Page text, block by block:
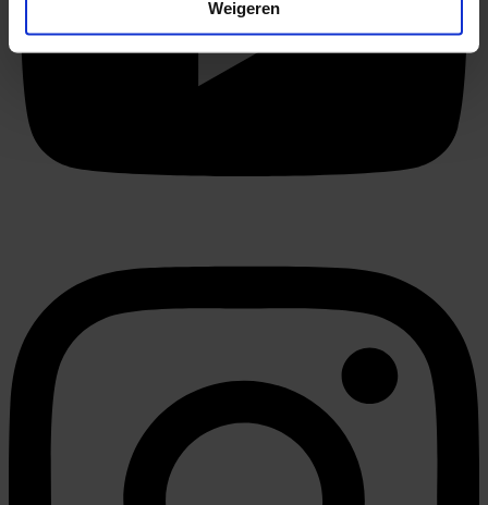
scannen op specifieke eigenschappen (fingerprinting)
Lees meer over hoe uw persoonlijke gegevens worden
verwerkt en stel uw voorkeuren in het
U kunt uw toestemming op elk moment wijzigen of
intrekken in de Cookieverklaring.
informatie over uw gebruik van onze site met onze
partners voor social media, adverteren en analyse. Deze
partners kunnen deze gegevens combineren met andere
informatie die u aan ze heeft verstrekt of die ze hebben
verzameld op basis van uw gebruik van hun services.
Weigeren